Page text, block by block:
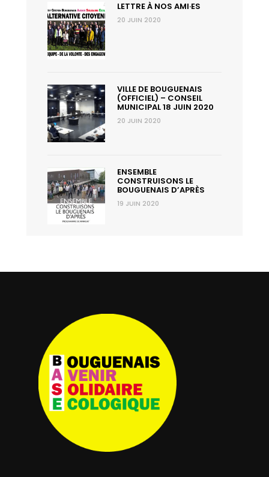
LETTRE À NOS AMI·ES
20 JUIN 2020
VILLE DE BOUGUENAIS
(OFFICIEL) – CONSEIL
MUNICIPAL 18 JUIN 2020
20 JUIN 2020
ENSEMBLE
CONSTRUISONS LE
BOUGUENAIS D’APRÈS
19 JUIN 2020